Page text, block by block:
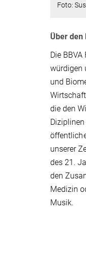
Foto:
Über
Die
würdigen
und
die den
unserer
des 21.
den
Medizin
Musik.